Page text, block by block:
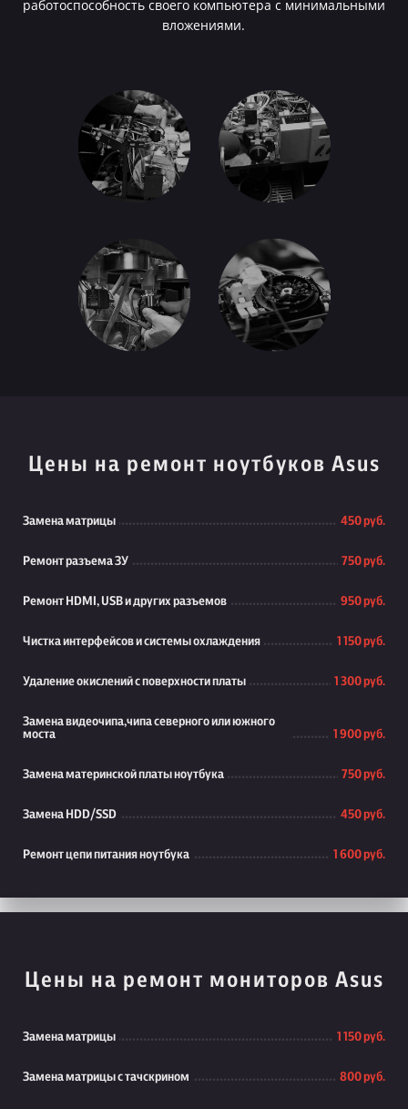
работоспособность своего компьютера с минимальными
вложениями.
Цены на ремонт ноутбуков Asus
Замена матрицы 450 руб.
Ремонт разъема ЗУ 750 руб.
Ремонт HDMI, USB и других разъемов 950 руб.
Чистка интерфейсов и системы охлаждения 1 150 руб.
Удаление окислений с поверхности платы 1 300 руб.
Замена видеочипа,чипа северного или южного
моста
1 900 руб.
Замена материнской платы ноутбука 750 руб.
Замена HDD/SSD 450 руб.
Ремонт цепи питания ноутбука 1 600 руб.
Цены на ремонт мониторов Asus
Замена матрицы 1 150 руб.
Замена матрицы с тачскрином 800 руб.